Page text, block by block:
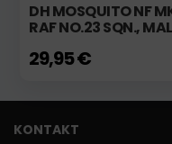
DH MOSQUITO NF
RAF NO.23 SQN.,
29,95 €
KONTAKT